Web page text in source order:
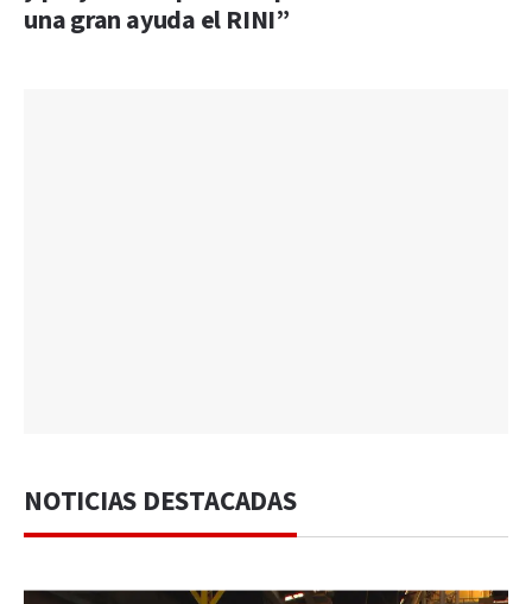
una gran ayuda el RINI”
NOTICIAS DESTACADAS